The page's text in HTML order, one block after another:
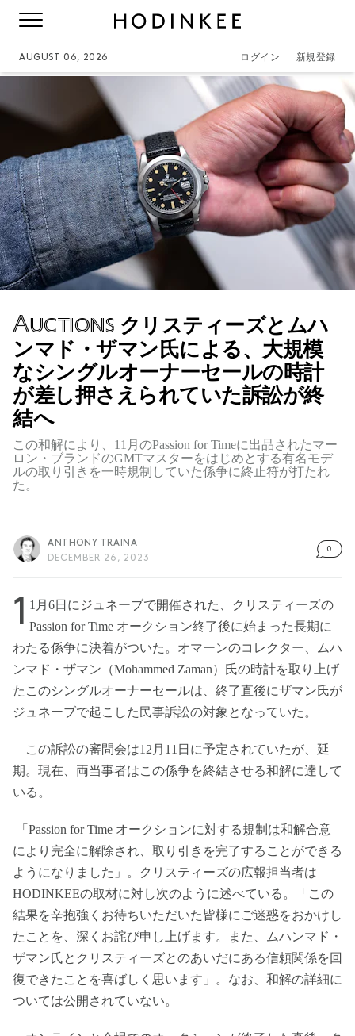
AUGUST 06, 2026 ログイン 新規登録
Auctions クリスティーズとムハ
ンマド・ザマン氏による、大規模
なシングルオーナーセールの時計
が差し押さえられていた訴訟が終
結へ
この和解により、11月のPassion for Timeに出品されたマー
ロン・ブランドのGMTマスターをはじめとする有名モデ
ルの取り引きを一時規制していた係争に終止符が打たれ
た。
ANTHONY TRAINA
DECEMBER 26, 2023
0
1 1月6日にジュネーブで開催された、クリスティーズの
Passion for Time オークション終了後に始まった長期に
わたる係争に決着がついた。オマーンのコレクター、ムハ
ンマド・ザマン（Mohammed Zaman）氏の時計を取り上げ
たこのシングルオーナーセールは、終了直後にザマン氏が
ジュネーブで起こした民事訴訟の対象となっていた。
この訴訟の審問会は12月11日に予定されていたが、延
期。現在、両当事者はこの係争を終結させる和解に達して
いる。
「Passion for Time オークションに対する規制は和解合意
により完全に解除され、取り引きを完了することができる
ようになりました」。クリスティーズの広報担当者は
HODINKEEの取材に対し次のように述べている。「この
結果を辛抱強くお待ちいただいた皆様にご迷惑をおかけし
たことを、深くお詫び申し上げます。また、ムハンマド・
ザマン氏とクリスティーズとのあいだにある信頼関係を回
復できたことを喜ばしく思います」。なお、和解の詳細に
ついては公開されていない。